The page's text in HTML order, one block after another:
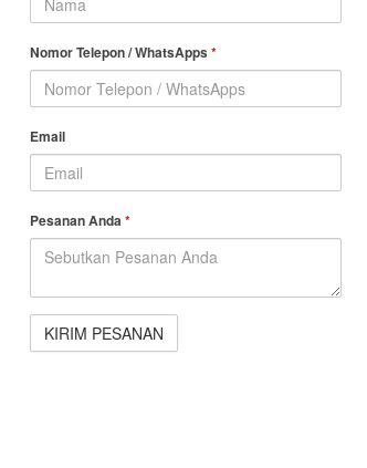
Nomor Telepon / WhatsApps *
Email
Pesanan Anda*